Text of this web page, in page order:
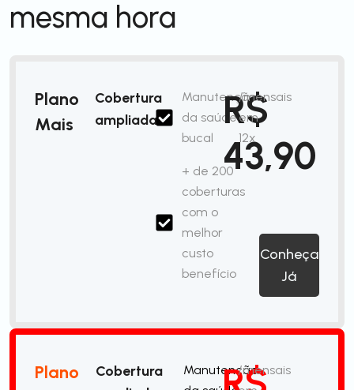
mesma hora
Plano
Mais
Cobertura
ampliada
Manutenção
da saúde
bucal
+ de 200
coberturas
com o
melhor
custo
benefício
R$
43,90
/mensais
em
12x
Conheça
Já
Plano
Cobertura
Manutenção/mensais